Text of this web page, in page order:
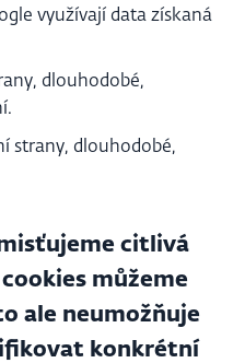
využívají data získaná
dlouhodobé,
strany, dlouhodobé,
citlivá
můžeme
ale neumožňuje
konkrétní